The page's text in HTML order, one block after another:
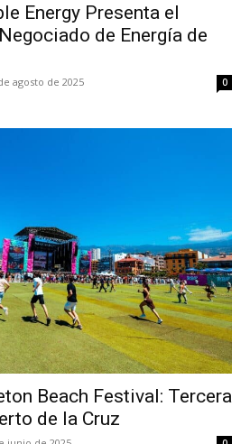
Energy Presenta el
de Energía de
agosto de 2025 0
Beach Festival: Tercera
de la Cruz